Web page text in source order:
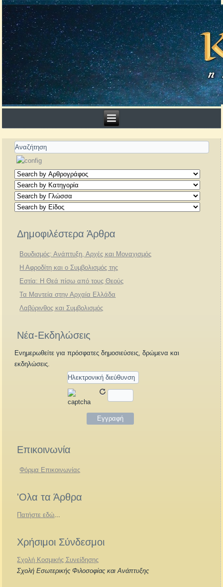
Δημοφιλέστερα Άρθρα
Βουδισμός: Ανάπτυξη, Αρχές και Μοναχισμός
Η Αφροδίτη και ο Συμβολισμός της
Εστία: Η Θεά πίσω από τους Θεούς
Τα Μαντεία στην Αρχαία Ελλάδα
Λαβύρινθος και Συμβολισμός
Νέα-Εκδηλώσεις
Ενημερωθείτε για πρόσφατες δημοσιεύσεις, δρώμενα και
εκδηλώσεις.
Επικοινωνία
Φόρμα Επικοινωνίας
'Ολα τα Άρθρα
Πατήστε εδώ...
Χρήσιμοι Σύνδεσμοι
Σχολή Κοσμικής Συνείδησης
Σχολή Εσωτερικής Φιλοσοφίας και Ανάπτυξης